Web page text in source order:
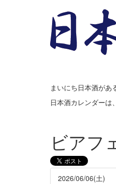
まいにち日本酒があ
日本酒カレンダーは
ビアフ
2026/06/06(土)